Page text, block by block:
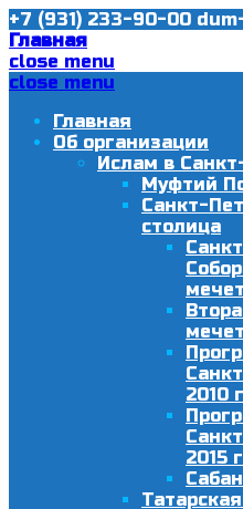
+7 (931) 233-90-00
Главная
close menu
close menu
Главная
Об организации
Ислам в
Муфтий
Санкт-
столица
2010
2015